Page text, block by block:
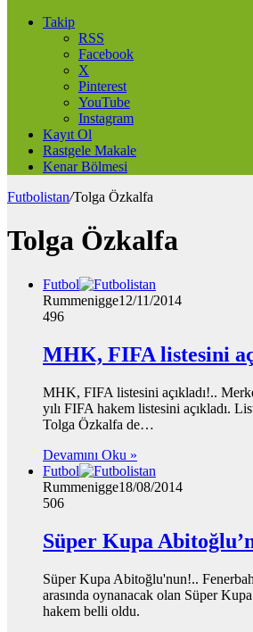
Takip
RSS
Facebook
X
Pinterest
YouTube
Instagram
Kayıt Ol
Rastgele Makale
Kenar Bölmesi
Futbolistan/Tolga Özkalfa
Tolga Özkalfa
Futbol
Rummenigge12/11/2014
496
MHK, FIFA listesini
MHK, FIFA listesini açıkladı!..
yılı FIFA hakem listesini açıkladı.
Tolga Özkalfa de…
Devamını Oku »
Futbol
Rummenigge18/08/2014
506
Süper Kupa
Süper Kupa Abitoğlu'nun!..
arasında oynanacak olan Süper
hakem belli oldu.